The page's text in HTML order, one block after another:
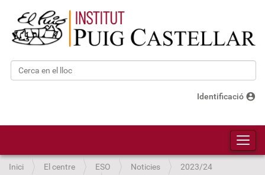
Cerca
Identificació account_circle
Inici El centre ESO Noticies
2023/24